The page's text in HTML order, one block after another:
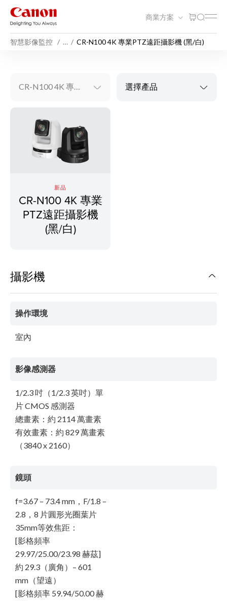
商業方案
智慧影像監控 … CR-N100 4K 專業PTZ遠距攝影機 (黑/白)
CR-N100 4K 專業PTZ遠距攝影機 (黑/白) 選擇產品
新品
CR-N100 4K 專業
PTZ遠距攝影機
(黑/白)
攝影機
操作環境
室內
影像感測器
1/2.3 吋（1/2.3 英吋）單
片 CMOS 感測器
總畫素：約 2114 萬畫素
有效畫素：約 829 萬畫素
（3840 x 2160）
鏡頭
f=3.67 – 73.4 mm，F/1.8 –
2.8，8 片圓形光圈葉片
35mm等效焦距：
[影格頻率
29.97/25.00/23.98 赫茲]
約 29.3（廣角）– 601
mm（望遠）
[影格頻率 59.94/50.00 赫